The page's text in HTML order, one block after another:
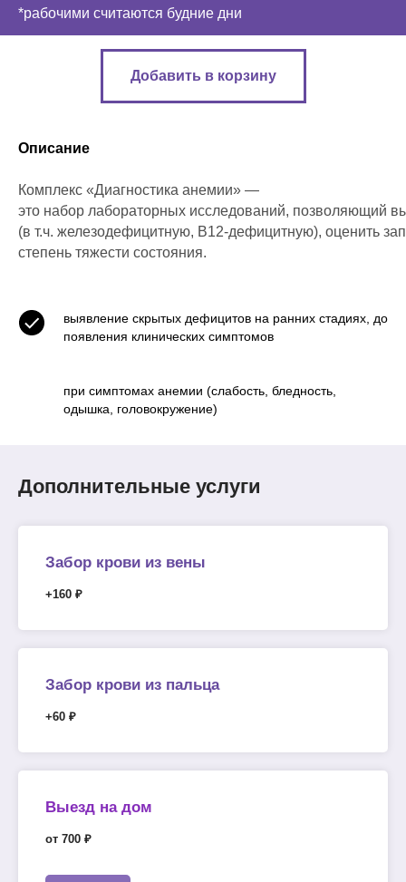
*рабочими считаются будние дни
Добавить в корзину
Описание
Комплекс «Диагностика анемии» —
это набор лабораторных исследований, позволяющий
(в т.ч. железодефицитную, В12‑дефицитную), оценить
степень тяжести состояния.
выявление скрытых дефицитов на ранних стадиях, до
появления клинических симптомов
при симптомах анемии (слабость, бледность,
одышка, головокружение)
Дополнительные услуги
Забор крови из вены
+160 ₽
Забор крови из пальца
+60 ₽
Выезд на дом
от 700 ₽